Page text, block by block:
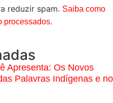
reduzir spam. Saiba como
processados.
Apresenta: Os Novos
Palavras Indígenas e no